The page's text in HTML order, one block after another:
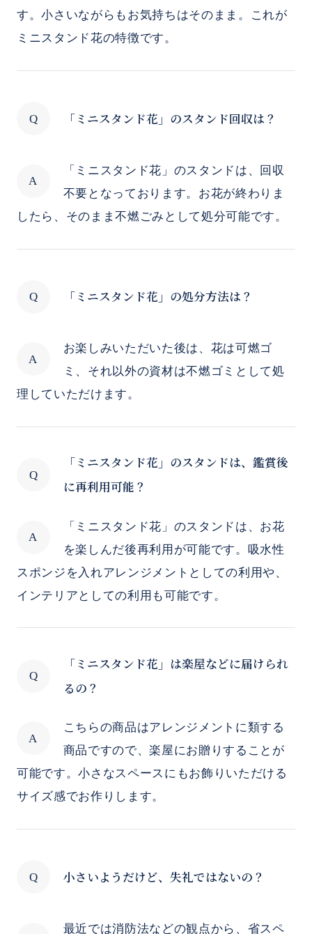
す。小さいながらもお気持ちはそのまま。これが
ミニスタンド花の特徴です。
「ミニスタンド花」のスタンド回収は？
「ミニスタンド花」のスタンドは、回収
不要となっております。お花が終わりま
したら、そのまま不燃ごみとして処分可能です。
「ミニスタンド花」の処分方法は？
お楽しみいただいた後は、花は可燃ゴ
ミ、それ以外の資材は不燃ゴミとして処
理していただけます。
「ミニスタンド花」のスタンドは、鑑賞後
に再利用可能？
「ミニスタンド花」のスタンドは、お花
を楽しんだ後再利用が可能です。吸水性
スポンジを入れアレンジメントとしての利用や、
インテリアとしての利用も可能です。
「ミニスタンド花」は楽屋などに届けられ
るの？
こちらの商品はアレンジメントに類する
商品ですので、楽屋にお贈りすることが
可能です。小さなスペースにもお飾りいただける
サイズ感でお作りします。
小さいようだけど、失礼ではないの？
最近では消防法などの観点から、省スペ